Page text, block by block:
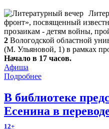
фронт», посвященный
прозаикам - детям войны,
2 Вологодской областной
(М. Ульяновой, 1) в рамках
Начало в 17 часов.
Афиша
Подробнее
В библиотеке
Есенина в
12+